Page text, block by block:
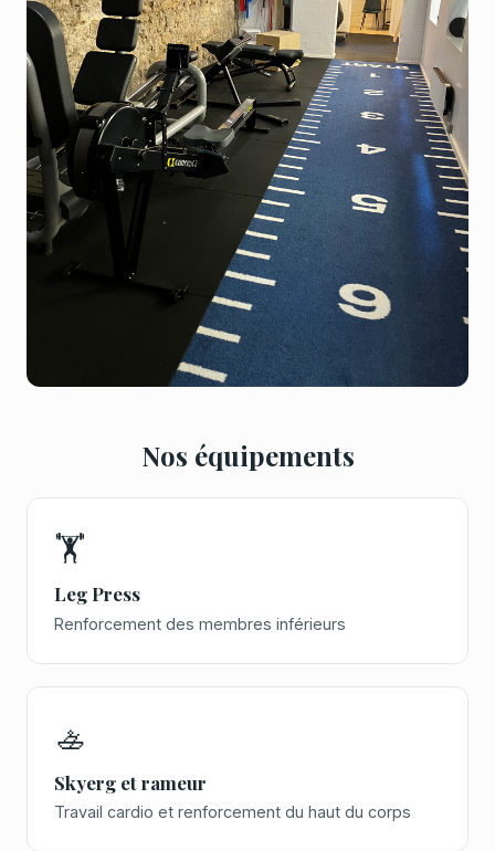
Nos équipements
🏋️
Leg Press
Renforcement des membres inférieurs
🚣
Skyerg et rameur
Travail cardio et renforcement du haut du corps